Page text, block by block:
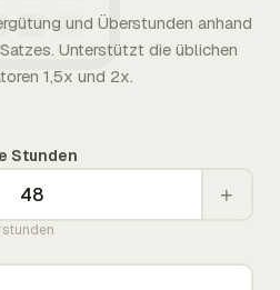
und Überstunden anhand
Unterstützt die üblichen
1,5x und 2x.
Stunden
+